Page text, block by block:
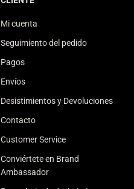
Mi cuenta
Seguimiento del pedido
Pagos
Envíos
Desistimientos y Devoluciones
Contacto
Customer Service
Conviértete en Brand
Ambassador